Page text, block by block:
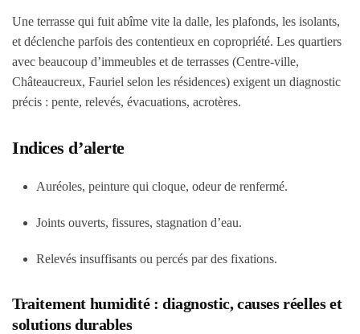
Une terrasse qui fuit abîme vite la dalle, les plafonds, les isolants,
et déclenche parfois des contentieux en copropriété. Les quartiers
avec beaucoup d’immeubles et de terrasses (Centre-ville,
Châteaucreux, Fauriel selon les résidences) exigent un diagnostic
précis : pente, relevés, évacuations, acrotères.
Indices d’alerte
Auréoles, peinture qui cloque, odeur de renfermé.
Joints ouverts, fissures, stagnation d’eau.
Relevés insuffisants ou percés par des fixations.
Traitement humidité : diagnostic, causes réelles et
solutions durables